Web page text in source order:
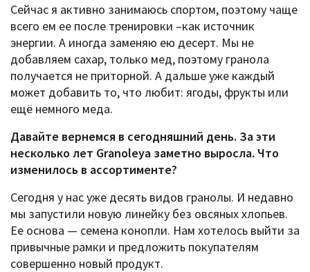
Сейчас я активно занимаюсь спортом, поэтому чаще
всего ем ее после тренировки –как источник
энергии. А иногда заменяю ею десерт. Мы не
добавляем сахар, только мед, поэтому гранола
получается не приторной. А дальше уже каждый
может добавить то, что любит: ягоды, фрукты или
ещё немного меда.
Давайте вернемся в сегодняшний день. За эти
несколько лет Granoleya заметно выросла. Что
изменилось в ассортименте?
Сегодня у нас уже десять видов гранолы. И недавно
мы запустили новую линейку без овсяных хлопьев.
Ее основа — семена конопли. Нам хотелось выйти за
привычные рамки и предложить покупателям
совершенно новый продукт.